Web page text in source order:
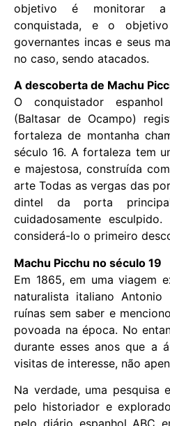
objetivo é monitorar
conquistada, e o
governantes incas e seus
no caso, sendo atacados.
A descoberta de Machu
O conquistador
(Baltasar de Ocampo)
fortaleza de montanha
século 16. A fortaleza tem
e majestosa, construída
arte Todas as vergas das
dintel da porta
cuidadosamente
considerá-lo o primeiro
Machu Picchu no século 19
Em 1865, em uma viagem
naturalista italiano Antonio
ruínas sem saber e
povoada na época. No
durante esses anos que a
visitas de interesse, não
Na verdade, uma pesquisa
pelo historiador e
pelo diário espanhol ABC